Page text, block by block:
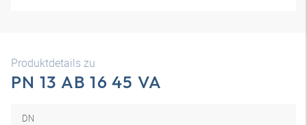
Produktdetails zu
PN 13 AB 16 45 VA
DN